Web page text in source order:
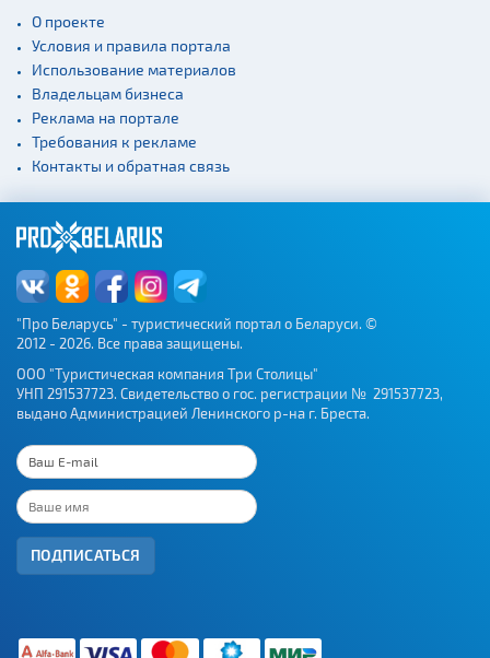
О проекте
Условия и правила портала
Использование материалов
Владельцам бизнеса
Реклама на портале
Требования к рекламе
Контакты и обратная связь
"Про Беларусь" - туристический портал о Беларуси. ©
2012 - 2026. Все права защищены.
ООО "Туристическая компания Три Столицы"
УНП 291537723. Свидетельство о гос. регистрации № 291537723,
выдано Администрацией Ленинского р-на г. Бреста.
ПОДПИСАТЬСЯ